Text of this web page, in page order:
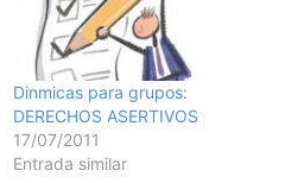
Dinmicas para grupos:
DERECHOS ASERTIVOS
17/07/2011
Entrada similar